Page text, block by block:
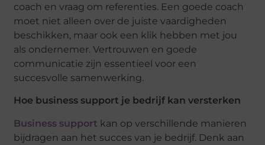
coach en vraag om referenties. Een goede coach
moet niet alleen over de juiste vaardigheden
beschikken, maar ook een klik hebben met jou
als ondernemer. Vertrouwen en goede
communicatie zijn essentieel voor een
succesvolle samenwerking.
Hoe business support je bedrijf kan versterken
Business support kan op verschillende manieren
bijdragen aan het succes van je bedrijf. Denk aan